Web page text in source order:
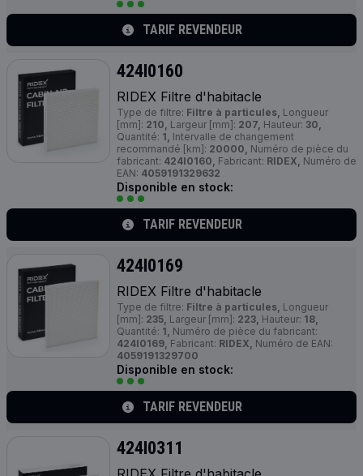
TARIF REVENDEUR
424I0160
RIDEX Filtre d'habitacle
Type de filtre: Filtre à particules, Longueur
[mm]: 210, Largeur [mm]: 207, Hauteur: 30,
Quantité: 1, Intervalle de changement
recommandé [km]: 20000, Numéro de pièce du
fabricant: 424I0160, Fabricant: RIDEX, Numéro de
EAN: 4059191329632
Disponible en stock:
TARIF REVENDEUR
424I0169
RIDEX Filtre d'habitacle
Type de filtre: Filtre à particules, Longueur
[mm]: 235, Largeur [mm]: 223, Hauteur: 18,
Quantité: 1, Numéro de pièce du fabricant:
424I0169, Fabricant: RIDEX, Numéro de EAN:
4059191329700
Disponible en stock:
TARIF REVENDEUR
424I0311